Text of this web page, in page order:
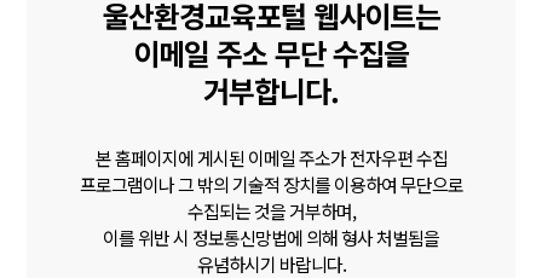
울산환경교육포털 웹사이트는
이메일 주소 무단 수집을
거부합니다.
본 홈페이지에 게시된 이메일 주소가 전자우편 수집
프로그램이나 그 밖의 기술적 장치를 이용하여 무단으로
수집되는 것을 거부하며,
이를 위반 시 정보통신망법에 의해 형사 처벌됨을
유념하시기 바랍니다.